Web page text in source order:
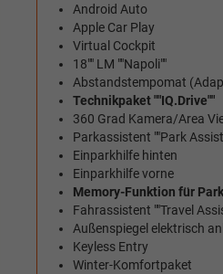
Android Auto
Apple Car Play
Virtual Cockpit
18"" LM ""Napoli""
Abstandstempomat
Technikpaket ""IQ.Drive""
360 Grad Kamera/Area
Parkassistent ""Park
Einparkhilfe hinten
Einparkhilfe vorne
Memory-Funktion für
Fahrassistent ""Travel
Außenspiegel elektrisch
Keyless Entry
Winter-Komfortpaket